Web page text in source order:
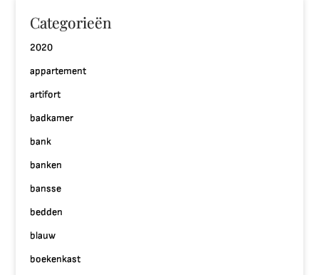
Categorieën
2020
appartement
artifort
badkamer
bank
banken
bansse
bedden
blauw
boekenkast